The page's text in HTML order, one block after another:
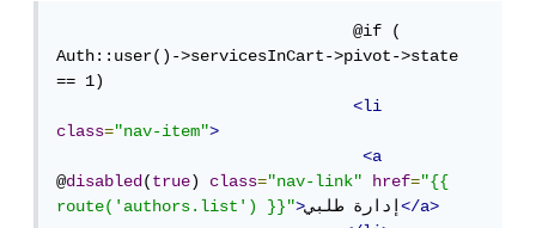
                               @if (
Auth::user()->servicesInCart->pivot->state
== 1)
<li
class="nav-item">
<a
@disabled(true) class="nav-link" href="{{
route('authors.list') }}">إدارة طلبي</a>